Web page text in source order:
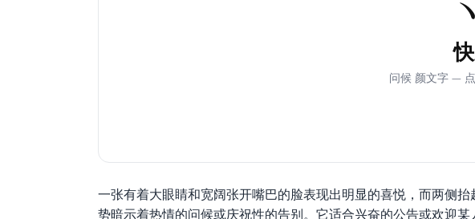
问候 颜文字 —
一张有着大眼睛和宽阔张开嘴巴的脸表现出明显的喜悦，而两侧
势暗示着热情的问候或庆祝性的告别。它适合兴奋的公告或欢迎某